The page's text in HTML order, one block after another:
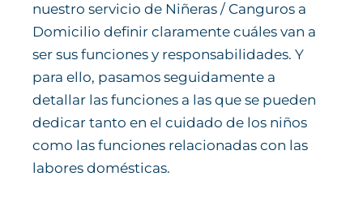
nuestro servicio de Niñeras / Canguros a
Domicilio definir claramente cuáles van a
ser sus funciones y responsabilidades. Y
para ello, pasamos seguidamente a
detallar las funciones a las que se pueden
dedicar tanto en el cuidado de los niños
como las funciones relacionadas con las
labores domésticas.